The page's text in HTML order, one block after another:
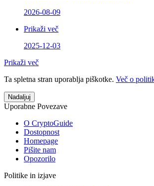
2026-08-09
Prikaži več
2025-12-03
Prikaži več
Ta spletna stran uporablja piškotke. Več o
Nadaljuj
Uporabne Povezave
O CryptoGuide
Dostopnost
Homepage
Pišite nam
Opozorilo
Politike in izjave